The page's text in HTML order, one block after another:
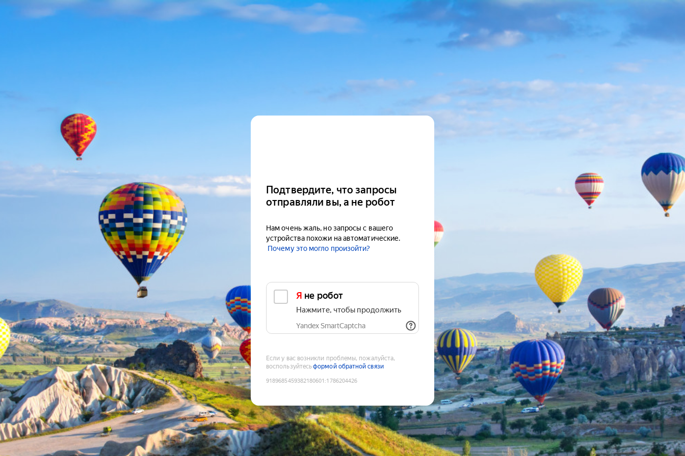
Подтвердите, что запросы
отправляли вы, а не робот
Нам очень жаль, но запросы с вашего
устройства похожи на автоматические.
Почему это могло произойти?
Я не робот
Нажмите, чтобы продолжить
Yandex SmartCaptcha
Если у вас возникли проблемы, пожалуйста,
воспользуйтесьформой обратной связи
9189685459382180601 :1786204426